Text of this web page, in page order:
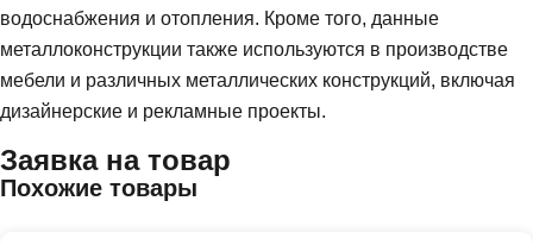
водоснабжения и отопления. Кроме того, данные
металлоконструкции также используются в производстве
мебели и различных металлических конструкций, включая
дизайнерские и рекламные проекты.
Заявка на товар
Похожие товары